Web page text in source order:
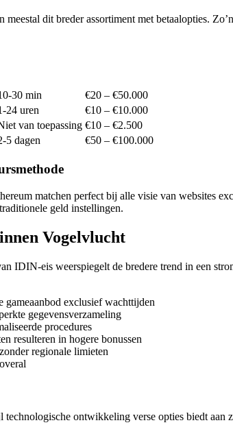
dit breder assortiment met betaalopties.
30 min
€20 – €50.000
24 uren
€10 – €10.000
van toepassing €10 – €2.500
5 dagen €50 – €100.000
matchen perfect bij alle visie van websites
geld instellingen.
Vogelvlucht
IDIN-eis weerspiegelt de bredere trend in een
gameaanbod exclusief wachttijden
gegevensverzameling
procedures
resulteren in hogere bonussen
regionale limieten
technologische ontwikkeling verse opties biedt